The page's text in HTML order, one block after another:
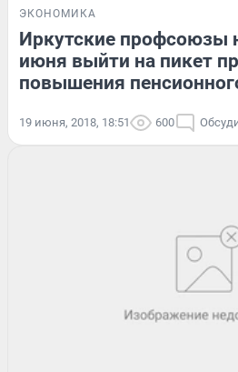
ЭКОНОМИКА
Иркутские профсоюзы
июня выйти на пикет
повышения
19 июня, 2018, 18:51 600